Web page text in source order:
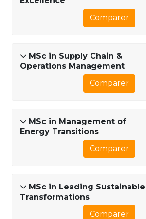
Comparer
MSc in Supply Chain &
Operations Management
Comparer
MSc in Management of
Energy Transitions
Comparer
MSc in Leading Sustainable
Transformations
Comparer